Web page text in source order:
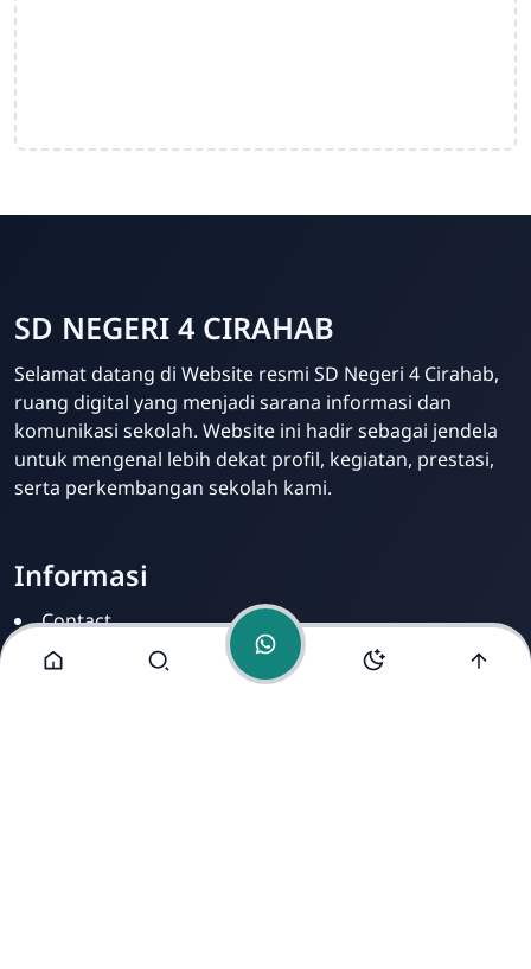
Admin
Online
SD NEGERI 4 CIRAHAB
Selamat datang di Website resmi SD Negeri 4 Cirahab,
ruang digital yang menjadi sarana informasi dan
komunikasi sekolah. Website ini hadir sebagai jendela
untuk mengenal lebih dekat profil, kegiatan, prestasi,
serta perkembangan sekolah kami.
Informasi
Contact
Disclamer